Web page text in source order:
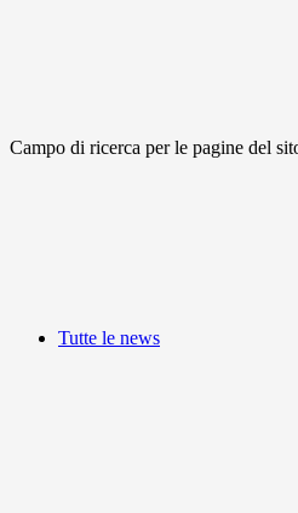
Campo di ricerca per le pagine del
Tutte le news